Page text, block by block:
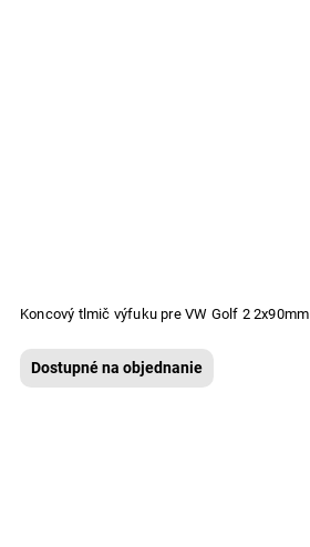
Koncový tlmič výfuku pre VW Golf 2 2x90mm
Dostupné na objednanie